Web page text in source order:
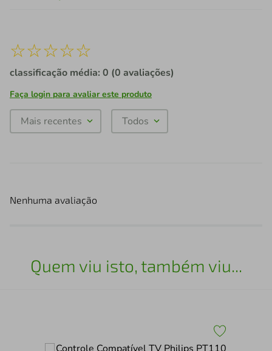
☆☆☆☆☆
classificação média: 0 (0 avaliações)
Faça login para avaliar este produto
Mais recentes Todos
Nenhuma avaliação
Quem viu isto, também viu...